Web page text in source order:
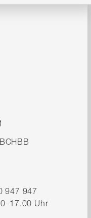
947 947
Uhr